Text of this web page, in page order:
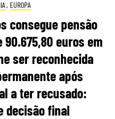
, EUROPA
consegue pensão
90.675,80 euros em
ser reconhecida
após
a ter recusado:
decisão final